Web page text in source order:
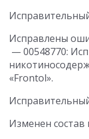
Исправлены
— 00548770:
«Frontol».
Изменен состав